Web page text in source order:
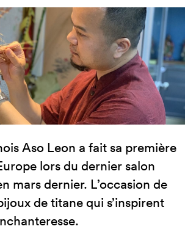
Aso Leon a fait sa première
lors du dernier salon
mars dernier. L’occasion de
de titane qui s’inspirent